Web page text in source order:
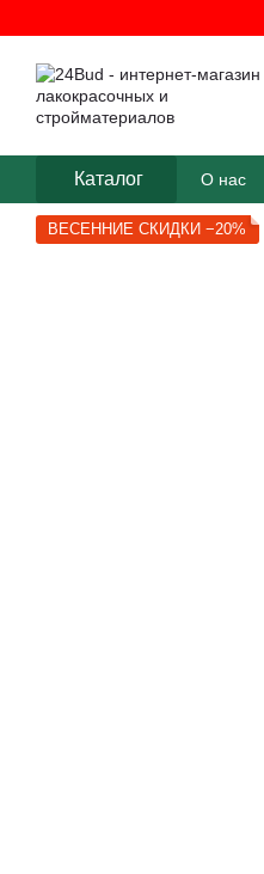
Каталог О нас
ВЕСЕННИЕ СКИДКИ −20%